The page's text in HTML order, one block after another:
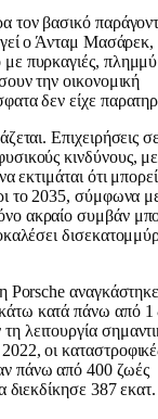
τον βασικό
ο Άνταμ Μασάρεκ,
πυρκαγιές,
την οικονομική
δεν είχε
Επιχειρήσεις
κινδύνους, με
εκτιμάται ότι
το 2035, σύμφωνα
ακραίο συμβάν
Porsche
κατά πάνω από 1
λειτουργία
οι
πάνω από 400 ζωές
διεκδίκησε 387 εκατ.